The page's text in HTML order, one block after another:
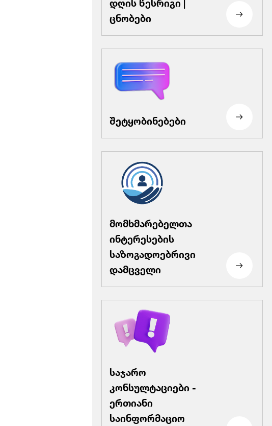
ცნობები
შეტყობინებები
მომხმარებელთა
ინტერესების
საზოგადოებრივი
დამცველი
საჯარო
კონსულტაციები -
ერთიანი
საინფორმაციო